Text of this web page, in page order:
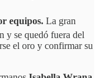
equipos. La gran
y se quedó fuera del
el oro y confirmar su